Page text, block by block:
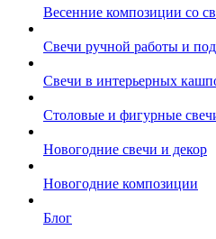
Весенние композиции со
Свечи ручной работы и
Свечи в интерьерных
Столовые и фигурные
Новогодние свечи и декор
Новогодние композиции
Блог